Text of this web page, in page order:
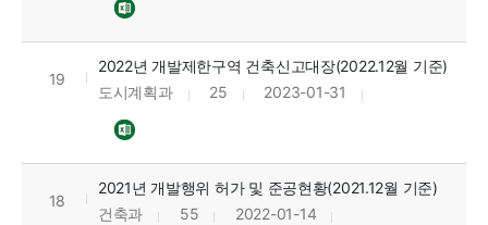
19
2022년 개발제한구역 건축신고대장(2022.12월 기준)
도시계획과
25 2023-01-31
18
2021년 개발행위 허가 및 준공현황(2021.12월 기준)
건축과
55 2022-01-14